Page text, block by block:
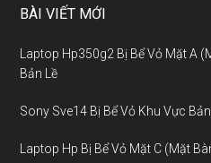
BÀI VIẾT MỚI
Laptop Hp350g2 Bị Bể Vỏ Mặt A
Bản Lề
Sony Sve14 Bị Bể Vỏ Khu Vực Bản
Laptop Hp Bị Bể Vỏ Mặt C (Mặt